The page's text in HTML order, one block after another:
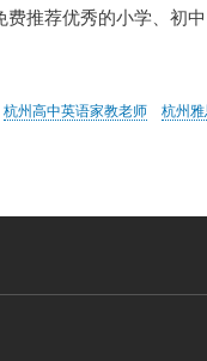
推荐优秀的小学、初
杭州高中英语家教老师 杭州